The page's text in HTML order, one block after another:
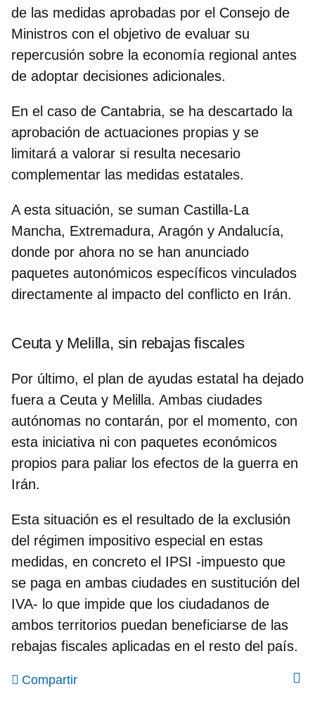
de las medidas aprobadas por el Consejo de
Ministros con el objetivo de evaluar su
repercusión sobre la economía regional antes
de adoptar decisiones adicionales.
En el caso de Cantabria, se ha descartado la
aprobación de actuaciones propias y se
limitará a valorar si resulta necesario
complementar las medidas estatales.
A esta situación, se suman Castilla-La
Mancha, Extremadura, Aragón y Andalucía,
donde por ahora no se han anunciado
paquetes autonómicos específicos vinculados
directamente al impacto del conflicto en Irán.
Ceuta y Melilla, sin rebajas fiscales
Por último, el plan de ayudas estatal ha dejado
fuera a Ceuta y Melilla. Ambas ciudades
autónomas no contarán, por el momento, con
esta iniciativa ni con paquetes económicos
propios para paliar los efectos de la guerra en
Irán.
Esta situación es el resultado de la exclusión
del régimen impositivo especial en estas
medidas, en concreto el IPSI -impuesto que
se paga en ambas ciudades en sustitución del
IVA- lo que impide que los ciudadanos de
ambos territorios puedan beneficiarse de las
rebajas fiscales aplicadas en el resto del país.
Compartir